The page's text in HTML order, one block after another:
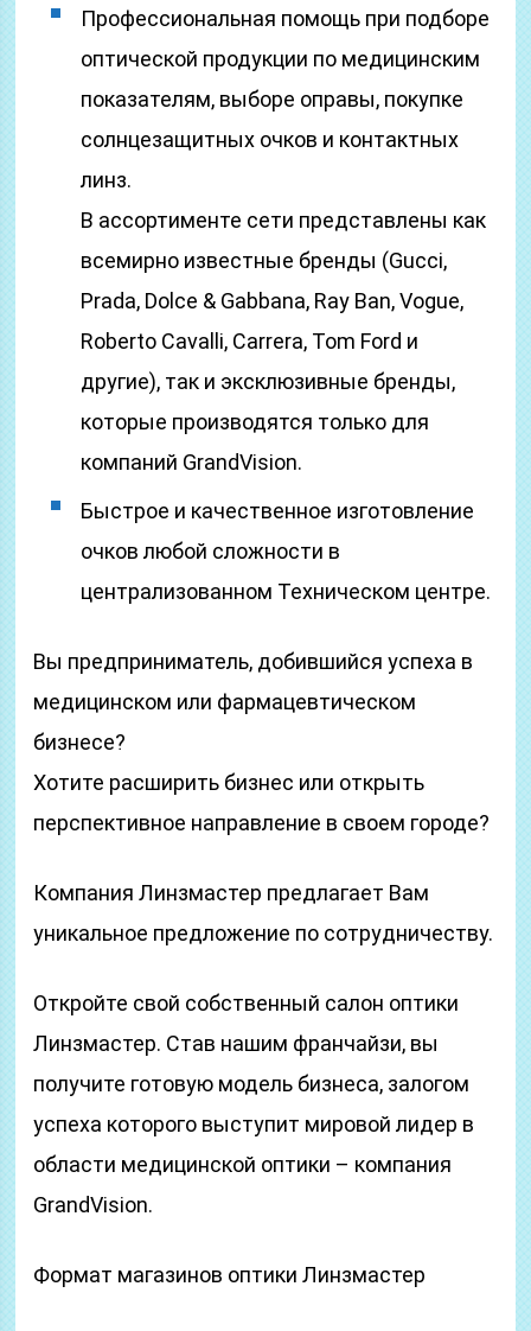
Профессиональная помощь при подборе
оптической продукции по медицинским
показателям, выборе оправы, покупке
солнцезащитных очков и контактных
линз.
В ассортименте сети представлены как
всемирно известные бренды (Gucci,
Prada, Dolce & Gabbana, Ray Ban, Vogue,
Roberto Cavalli, Carrera, Tom Ford и
другие), так и эксклюзивные бренды,
которые производятся только для
компаний GrandVision.
Быстрое и качественное изготовление
очков любой сложности в
централизованном Техническом центре.
Вы предприниматель, добившийся успеха в
медицинском или фармацевтическом
бизнесе?
Хотите расширить бизнес или открыть
перспективное направление в своем городе?
Компания Линзмастер предлагает Вам
уникальное предложение по сотрудничеству.
Откройте свой собственный салон оптики
Линзмастер. Став нашим франчайзи, вы
получите готовую модель бизнеса, залогом
успеха которого выступит мировой лидер в
области медицинской оптики – компания
GrandVision.
Формат магазинов оптики Линзмастер